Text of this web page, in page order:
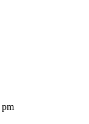
pm